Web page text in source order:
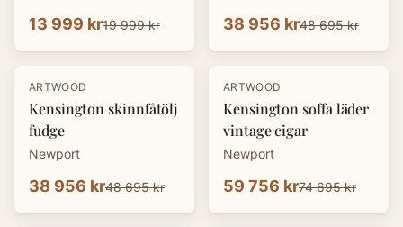
13 999 kr19 999 kr 38 956 kr48 695 kr
-20%
ARTWOOD
Kensington skinnfåtölj
fudge
Newport
38 956 kr48 695 kr
-20%
ARTWOOD
Kensington soffa läder
vintage cigar
Newport
59 756 kr74 695 kr